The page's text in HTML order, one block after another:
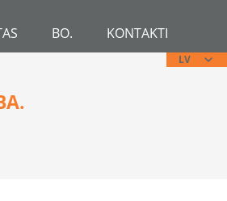
BO. KONTAKTI
LV